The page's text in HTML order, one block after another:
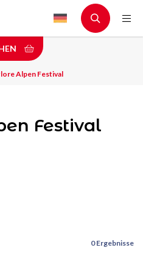
Alpen Festival
Festival
0 Ergebnisse